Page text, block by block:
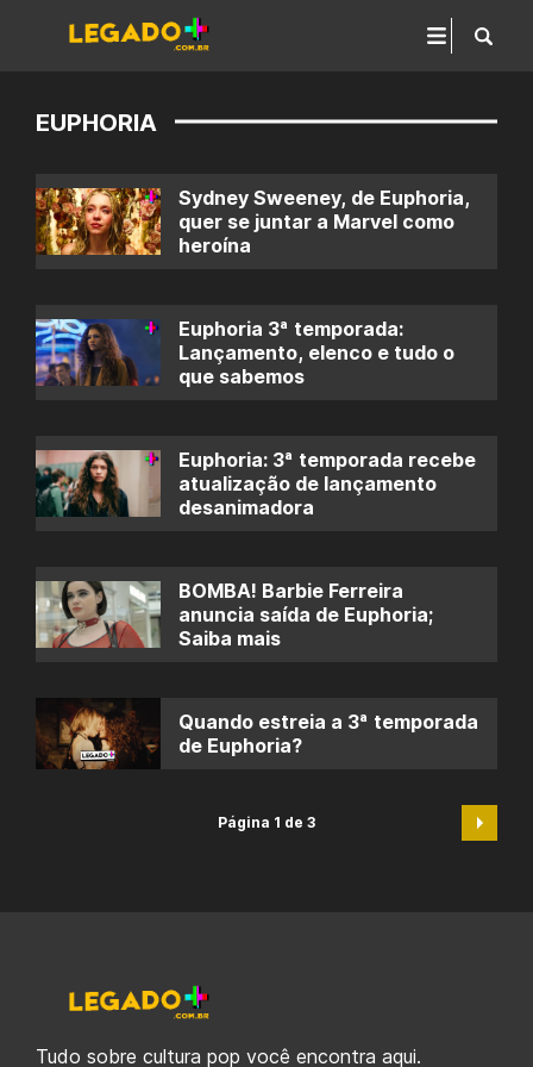
EUPHORIA
Sydney Sweeney, de Euphoria,
quer se juntar a Marvel como
heroína
Euphoria 3ª temporada:
Lançamento, elenco e tudo o
que sabemos
Euphoria: 3ª temporada recebe
atualização de lançamento
desanimadora
BOMBA! Barbie Ferreira
anuncia saída de Euphoria;
Saiba mais
Quando estreia a 3ª temporada
de Euphoria?
Página 1 de 3
Tudo sobre cultura pop você encontra aqui.